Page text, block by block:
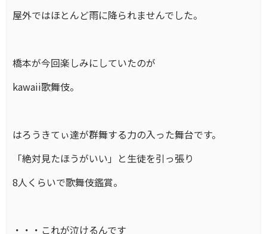
屋外ではほとんど雨に降られませんでした。
橋本が今回楽しみにしていたのが
kawaii歌舞伎。
はろうきてぃ達が群舞する力の入った舞台です。
「絶対見たほうがいい」と生徒を引っ張り
8人くらいで歌舞伎鑑賞。
・・・これが泣けるんです